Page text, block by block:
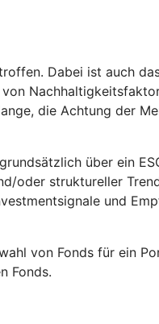
Dabei ist auch
die Achtung der
über ein
oder struktureller
und
von Fonds für ein
Fonds.